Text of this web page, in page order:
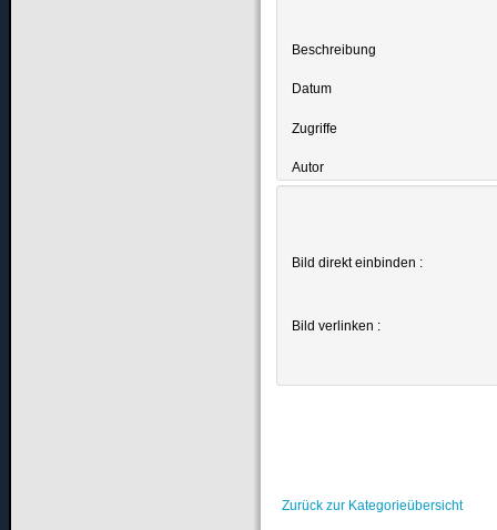
Beschreibung
Datum
Zugriffe
Autor
Bild direkt einbinden :
Bild verlinken :
Zurück zur Kategorieübersicht